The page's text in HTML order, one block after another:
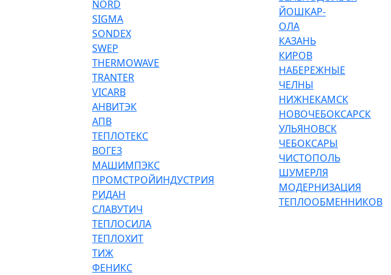
NORD
SIGMA
SONDEX
SWEP
THERMOWAVE
TRANTER
VICARB
АНВИТЭК
АПВ
ТЕПЛОТЕКС
ВОГЕЗ
МАШИМПЭКС
ПРОМСТРОЙИНДУСТРИЯ
РИДАН
СЛАВУТИЧ
ТЕПЛОСИЛА
ТЕПЛОХИТ
ТИЖ
ФЕНИКС
ЙОШКАР-
ОЛА
КАЗАНЬ
КИРОВ
НАБЕРЕЖНЫЕ
ЧЕЛНЫ
НИЖНЕКАМСК
НОВОЧЕБОКСАРСК
УЛЬЯНОВСК
ЧЕБОКСАРЫ
ЧИСТОПОЛЬ
ШУМЕРЛЯ
МОДЕРНИЗАЦИЯ
ТЕПЛООБМЕННИКОВ